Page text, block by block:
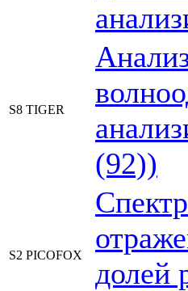
S8 TIGER
(92))
S2 PICOFOX
долей